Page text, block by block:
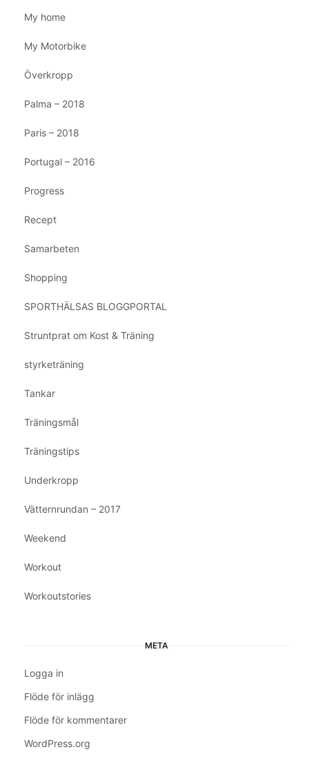
My home
My Motorbike
Överkropp
Palma – 2018
Paris – 2018
Portugal – 2016
Progress
Recept
Samarbeten
Shopping
SPORTHÄLSAS BLOGGPORTAL
Struntprat om Kost & Träning
styrketräning
Tankar
Träningsmål
Träningstips
Underkropp
Vätternrundan – 2017
Weekend
Workout
Workoutstories
META
Logga in
Flöde för inlägg
Flöde för kommentarer
WordPress.org